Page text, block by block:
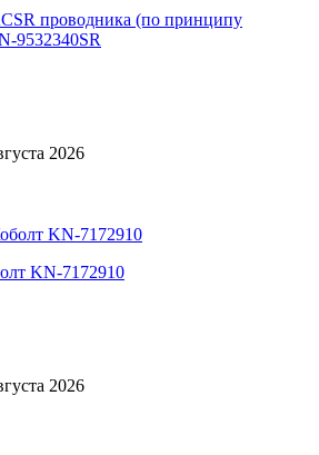
проводника (по принципу
9532340SR
2026
KN-7172910
2026